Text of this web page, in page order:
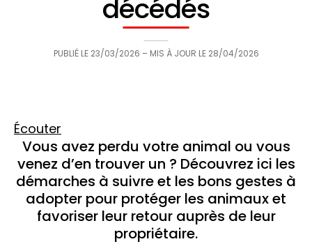
décédés
PUBLIÉ LE 23/03/2026 – MIS À JOUR LE 28/04/2026
Écouter
Vous avez perdu votre animal ou vous
venez d’en trouver un ? Découvrez ici les
démarches à suivre et les bons gestes à
adopter pour protéger les animaux et
favoriser leur retour auprès de leur
propriétaire.